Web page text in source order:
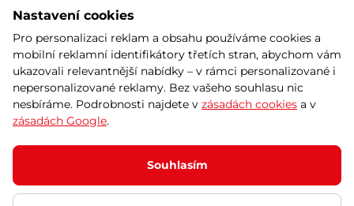
Půjčovna
obchodní podmínky
Kariéra
© 2026 SEVEN SPORT s.r.o Všechna práva vyhrazena
Podle zákona o evidenci tržeb je prodávající povinen vystavit
kupujícímu účtenku.
Zároveň je povinen zaevidovat přijatou tržbu u správce daně online; v
Nastavení cookies
Pro personalizaci reklam a obsahu používáme cookies a
mobilní reklamní identifikátory třetích stran, abychom vám
ukazovali relevantnější nabídky – v rámci personalizované i
nepersonalizované reklamy. Bez vašeho souhlasu nic
nesbíráme. Podrobnosti najdete v zásadách cookies a v
zásadách Google.
Souhlasím